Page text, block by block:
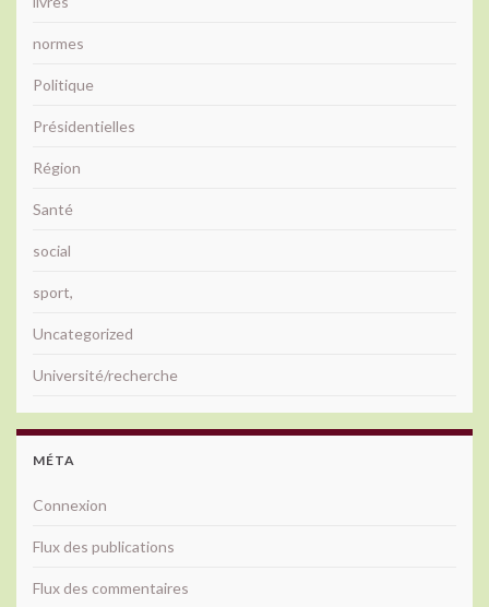
normes
Politique
Présidentielles
Région
Santé
social
sport,
Uncategorized
Université/recherche
MÉTA
Connexion
Flux des publications
Flux des commentaires